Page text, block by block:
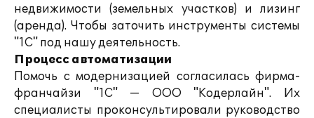
недвижимости (земельных участков) и лизинг
(аренда). Чтобы заточить инструменты системы
"1С" под нашу деятельность.
Процесс автоматизации
Помочь с модернизацией согласилась фирма-
франчайзи "1С" — ООО "Кодерлайн". Их
специалисты проконсультировали руководство